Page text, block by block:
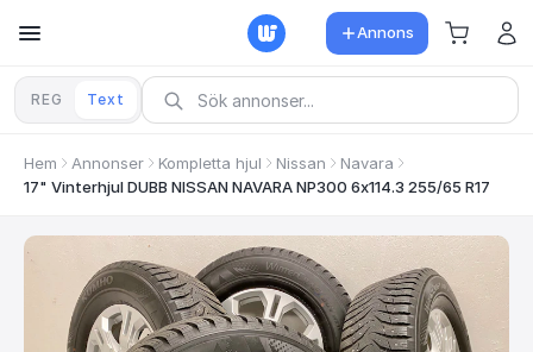
Annons
REG Text
Hem Annonser Kompletta hjul Nissan
Navara
17" Vinterhjul DUBB NISSAN NAVARA NP300 6x114.3 255/65 R17